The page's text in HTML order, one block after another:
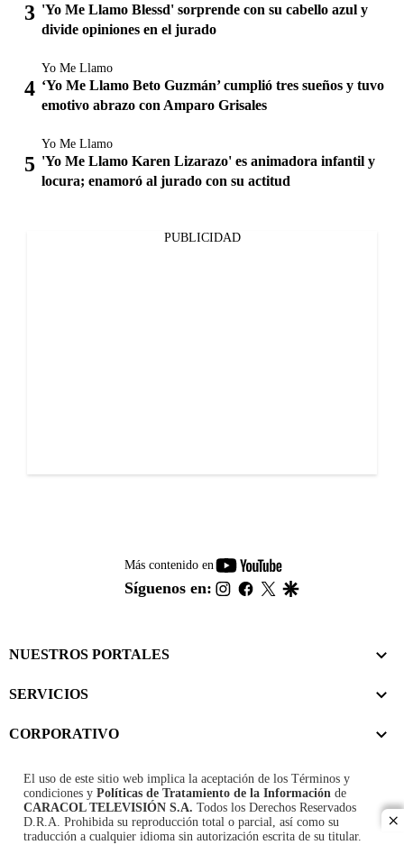
'Yo Me Llamo Blessd' sorprende con su cabello azul y
divide opiniones en el jurado
Yo Me Llamo
‘Yo Me Llamo Beto Guzmán’ cumplió tres sueños y tuvo
emotivo abrazo con Amparo Grisales
Yo Me Llamo
'Yo Me Llamo Karen Lizarazo' es animadora infantil y
locura; enamoró al jurado con su actitud
PUBLICIDAD
Más contenido en
youtube-
footer
Síguenos en: instagram
facebook
twitter
NUESTROS PORTALES
SERVICIOS
CORPORATIVO
El uso de este sitio web implica la aceptación de los Términos y
condiciones y Políticas de Tratamiento de la Información de
CARACOL TELEVISIÓN S.A. Todos los Derechos Reservados
D.R.A. Prohibida su reproducción total o parcial, así como su
traducción a cualquier idioma sin autorización escrita de su titular.